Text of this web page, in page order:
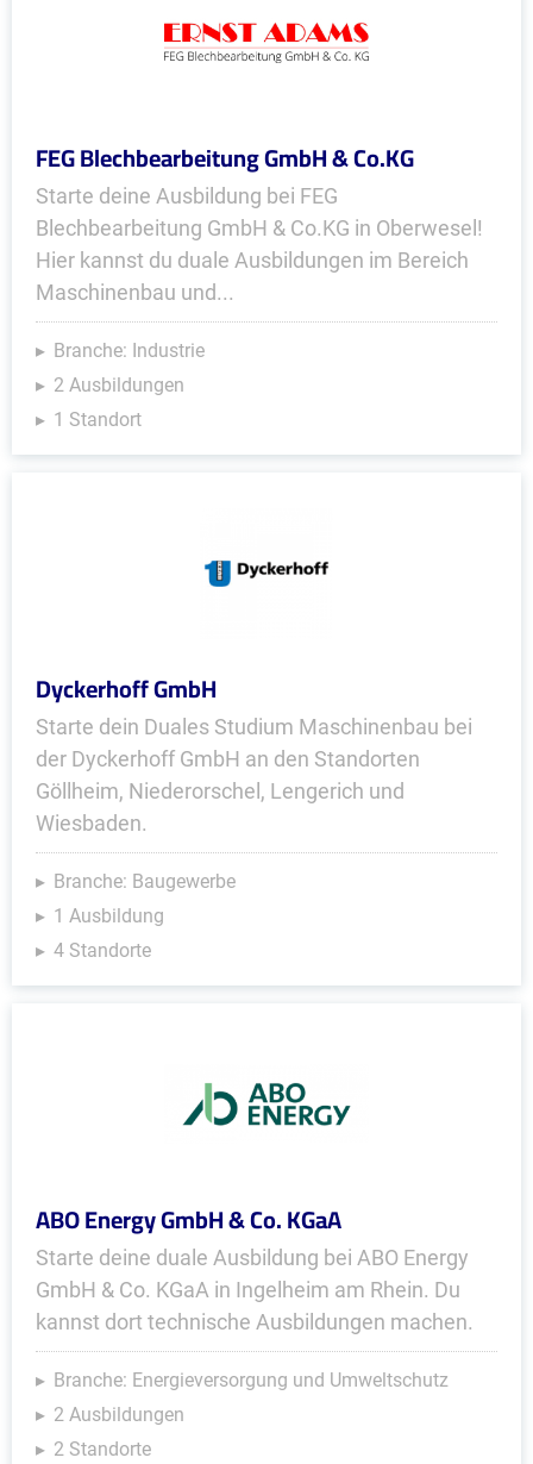
FEG Blechbearbeitung GmbH & Co.KG
Starte deine Ausbildung bei FEG
Blechbearbeitung GmbH & Co.KG in Oberwesel!
Hier kannst du duale Ausbildungen im Bereich
Maschinenbau und...
Branche: Industrie
2 Ausbildungen
1 Standort
Dyckerhoff GmbH
Starte dein Duales Studium Maschinenbau bei
der Dyckerhoff GmbH an den Standorten
Göllheim, Niederorschel, Lengerich und
Wiesbaden.
Branche: Baugewerbe
1 Ausbildung
4 Standorte
ABO Energy GmbH & Co. KGaA
Starte deine duale Ausbildung bei ABO Energy
GmbH & Co. KGaA in Ingelheim am Rhein. Du
kannst dort technische Ausbildungen machen.
Branche: Energieversorgung und Umweltschutz
2 Ausbildungen
2 Standorte